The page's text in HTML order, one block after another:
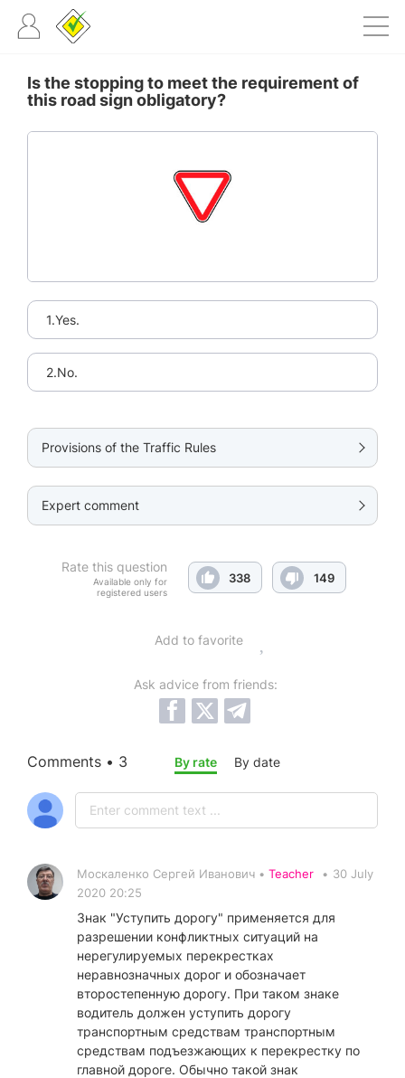
Is the stopping to meet the requirement of
this road sign obligatory?
1.Yes.
2.No.
Provisions of the Traffic Rules
Expert comment
Rate this question
Available only for
registered users
338 149
Add to favorite
Ask advice from friends:
Comments • 3 By rate By date
Москаленко Сергей Иванович • Teacher • 30 July
2020 20:25
Знак "Уступить дорогу" применяется для
разрешении конфликтных ситуаций на
нерегулируемых перекрестках
неравнозначных дорог и обозначает
второстепенную дорогу. При таком знаке
водитель должен уступить дорогу
транспортным средствам транспортным
средствам подъезжающих к перекрестку по
главной дороге. Обычно такой знак